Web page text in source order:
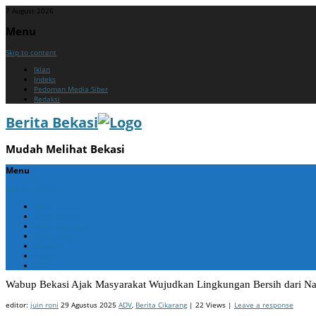
7 August 2026
Menu
Skip to content
Iklan
Indeks
Pedoman Media Siber
Redaksi
Berita Bekasi
Mudah Melihat Bekasi
Menu
Skip to content
Home
Berita Bekasi
Berita Cikarang
Berita Jabar
Nasional
Politik
ADV
Wabup Bekasi Ajak Masyarakat Wujudkan Lingkungan Bersih dari
editor: juin roni 29 Agustus 2025 ADV Berita Cikarang| 22 Views | Leave a response